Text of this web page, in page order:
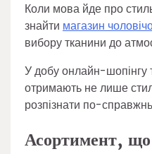
Коли мова йде про
знайти магазин
вибору тканини до
У добу онлайн-шопінгу
отримають не лише
розпізнати по-
Асортимент, що